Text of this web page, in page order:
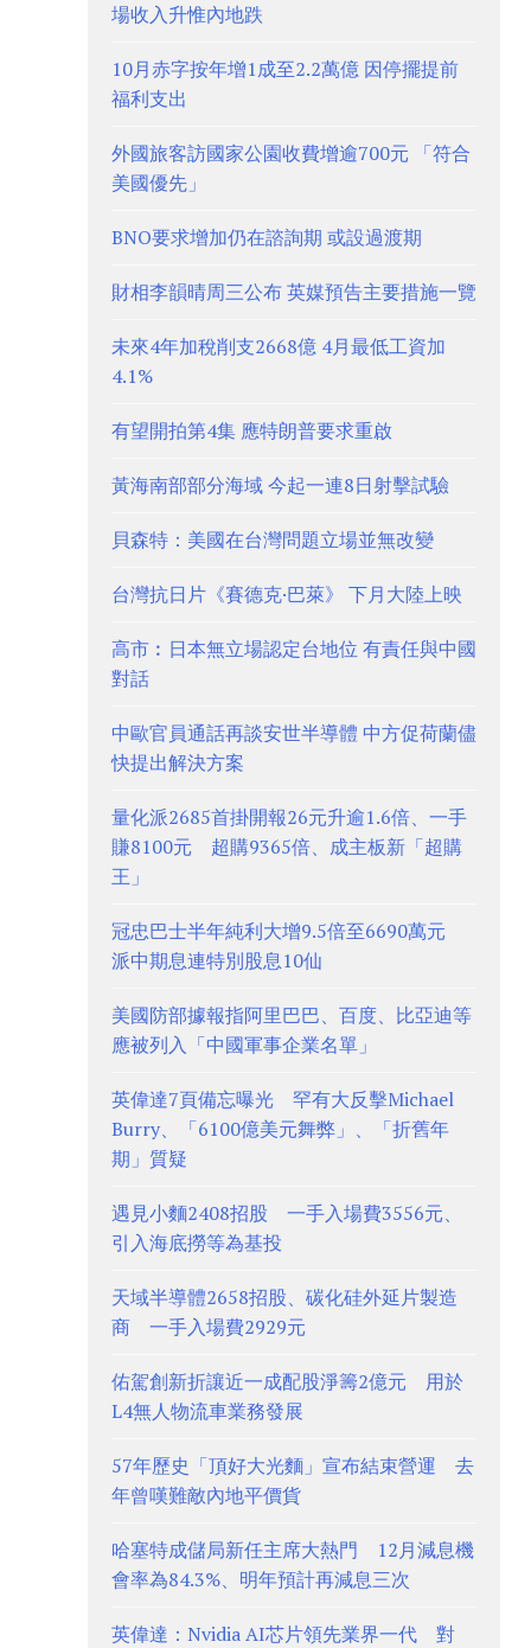
場收入升惟內地跌
10月赤字按年增1成至2.2萬億 因停擺提前
福利支出
外國旅客訪國家公園收費增逾700元 「符合
美國優先」
BNO要求增加仍在諮詢期 或設過渡期
財相李韻晴周三公布 英媒預告主要措施一覽
未來4年加稅削支2668億 4月最低工資加
4.1%
有望開拍第4集 應特朗普要求重啟
黃海南部部分海域 今起一連8日射擊試驗
貝森特：美國在台灣問題立場並無改變
台灣抗日片《賽德克·巴萊》 下月大陸上映
高市︰日本無立場認定台地位 有責任與中國
對話
中歐官員通話再談安世半導體 中方促荷蘭儘
快提出解決方案
量化派2685首掛開報26元升逾1.6倍、一手
賺8100元 超購9365倍、成主板新「超購
王」
冠忠巴士半年純利大增9.5倍至6690萬元
派中期息連特別股息10仙
美國防部據報指阿里巴巴、百度、比亞迪等
應被列入「中國軍事企業名單」
英偉達7頁備忘曝光 罕有大反擊Michael
Burry、「6100億美元舞弊」、「折舊年
期」質疑
遇見小麵2408招股 一手入場費3556元、
引入海底撈等為基投
天域半導體2658招股、碳化硅外延片製造
商 一手入場費2929元
佑駕創新折讓近一成配股淨籌2億元 用於
L4無人物流車業務發展
57年歷史「頂好大光麵」宣布結束營運 去
年曾嘆難敵內地平價貨
哈塞特成儲局新任主席大熱門 12月減息機
會率為84.3%、明年預計再減息三次
英偉達：Nvidia AI芯片領先業界一代 對